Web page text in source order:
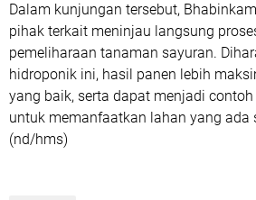
Dalam kunjungan tersebut,
pihak terkait meninjau langsung
pemeliharaan tanaman sayuran.
hidroponik ini, hasil panen lebih
yang baik, serta dapat menjadi
untuk memanfaatkan lahan yang ada
(nd/hms)